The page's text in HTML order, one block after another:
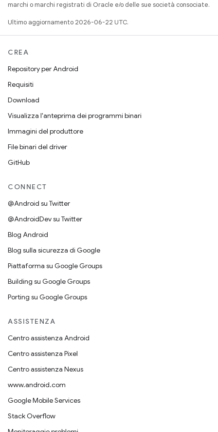
marchi o marchi registrati di Oracle e/o delle sue società consociate.
Ultimo aggiornamento 2026-06-22 UTC.
CREA
Repository per Android
Requisiti
Download
Visualizza l'anteprima dei programmi binari
Immagini del produttore
File binari del driver
GitHub
CONNECT
@Android su Twitter
@AndroidDev su Twitter
Blog Android
Blog sulla sicurezza di Google
Piattaforma su Google Groups
Building su Google Groups
Porting su Google Groups
ASSISTENZA
Centro assistenza Android
Centro assistenza Pixel
Centro assistenza Nexus
www.android.com
Google Mobile Services
Stack Overflow